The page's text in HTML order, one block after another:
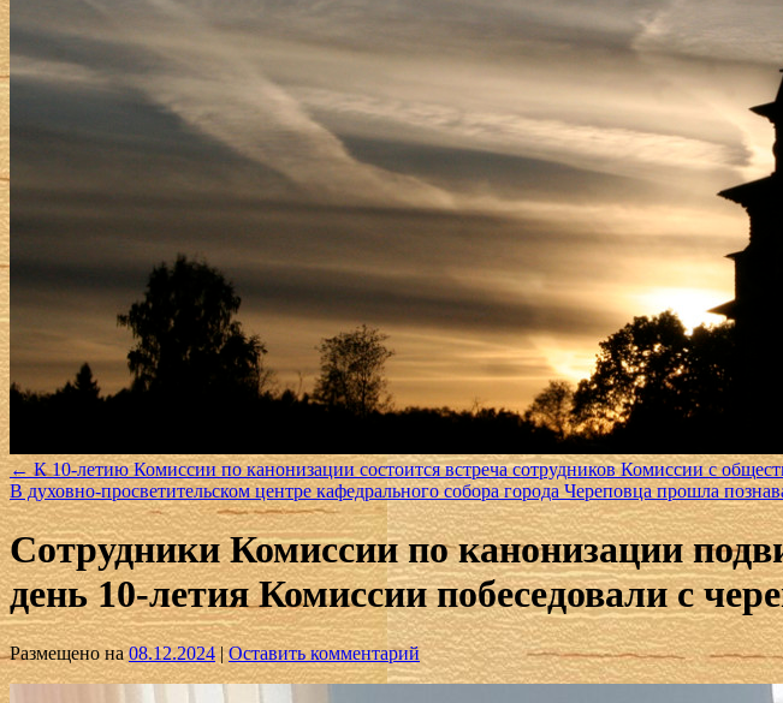
←К 10-летию Комиссии по канонизации состоится встреча сотрудников Комиссии с
В духовно-просветительском центре кафедрального собора города Череповца прошла
Сотрудники Комиссии по канонизации
день 10-летия Комиссии побеседовали с
Размещено на 08.12.2024 | Оставить комментарий